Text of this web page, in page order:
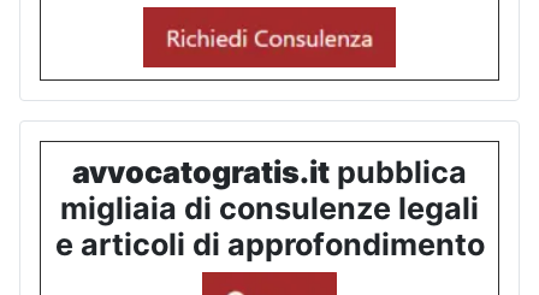
avvocatogratis.it pubblica
migliaia di consulenze legali
e articoli di approfondimento